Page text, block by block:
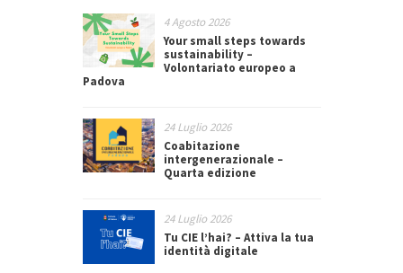
4 Agosto 2026
Your small steps towards
sustainability –
Volontariato europeo a
Padova
24 Luglio 2026
Coabitazione
intergenerazionale –
Quarta edizione
24 Luglio 2026
Tu CIE l’hai? – Attiva la tua
identità digitale